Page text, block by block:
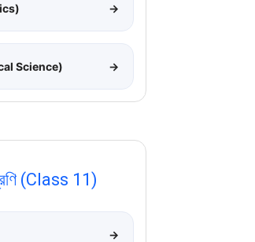
→
Science) →
(Class 11)
→